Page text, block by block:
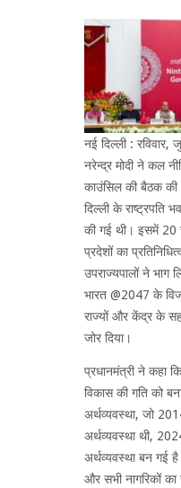
नई दिल्ली :
नरेन्द्र मोदी ने कल
काउंसिल की बैठक
दिल्ली के राष्ट्रपति
की गई थी। इसमें 20
प्रदेशों का
उपराज्यपालों ने भाग
भारत @2047 के
राज्यों और केंद्र के
जोर दिया।
प्रधानमंत्री ने कहा
विकास की गति को
अर्थव्यवस्था, जो
अर्थव्यवस्था थी,
अर्थव्यवस्था बन गई
और सभी नागरिकों का